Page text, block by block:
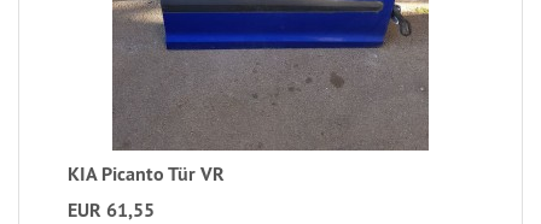
KIA Picanto Tür VR
EUR 61,55